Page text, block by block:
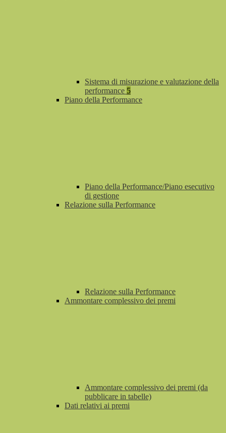
Sistema di misurazione e valutazione della
performance 5
Piano della Performance
Piano della Performance/Piano esecutivo
di gestione
Relazione sulla Performance
Relazione sulla Performance
Ammontare complessivo dei premi
Ammontare complessivo dei premi (da
pubblicare in tabelle)
Dati relativi ai premi